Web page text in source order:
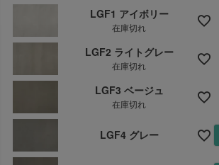
ご注文方法
① ご希望の商品ページに、測った変形サ
計を“横幅”
② 下記から「オーダーカット加工お申込
③ 用紙に必要事項を記入し、FAX、また
ン、写真撮影したものをメールで送信し
LGF1 アイボリー
在庫切れ
LGF2 ライトグレー
在庫切れ
LGF3 ベージュ
在庫切れ
LGF4 グレー